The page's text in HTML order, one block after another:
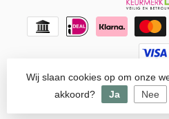
© Copyright 2026 Meubello® -
Lightspeed design
Wij slaan cookies op om onze
akkoord?
Ja Nee